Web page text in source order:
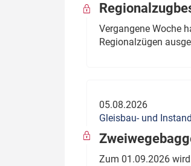
Verbände: Wer spricht
wen?
Thema des Monats
Dossier:
Dossier: ETCS
Vergangene Woche
Regionalzügen
05.08.2026
Gleisbau- und
Zum 01.09.2026